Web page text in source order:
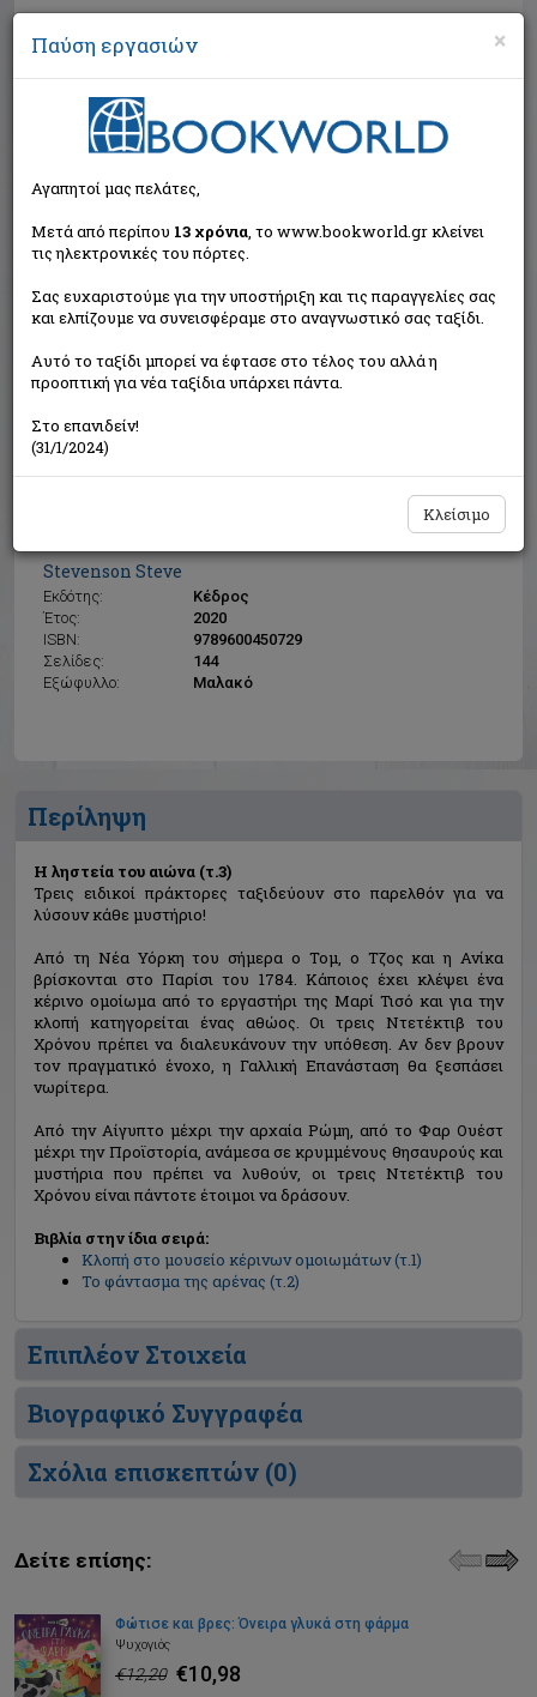
Αναζήτηση
Stevenson Steve
Εκδότης:
Κέδρος
Έτος:
2020
ISBN:
9789600450729
Σελίδες:
144
Εξώφυλλο:
Μαλακό
Η τιμή μας:
Δεν υπάρχει δυνατότητα παραγγελίας
Περίληψη
Η ληστεία του αιώνα (τ.3)
Τρεις ειδικοί πράκτορες ταξιδεύουν στο παρελθόν για να
λύσουν κάθε μυστήριο!
Από τη Νέα Υόρκη του σήμερα ο Τομ, ο Τζος και η Ανίκα
βρίσκονται στο Παρίσι του 1784. Κάποιος έχει κλέψει ένα
κέρινο ομοίωμα από το εργαστήρι της Μαρί Τισό και για την
κλοπή κατηγορείται ένας αθώος. Οι τρεις Ντετέκτιβ του
Χρόνου πρέπει να διαλευκάνουν την υπόθεση. Αν δεν βρουν
τον πραγματικό ένοχο, η Γαλλική Επανάσταση θα ξεσπάσει
νωρίτερα.
Από την Αίγυπτο μέχρι την αρχαία Ρώμη, από το Φαρ Ουέστ
μέχρι την Προϊστορία, ανάμεσα σε κρυμμένους θησαυρούς και
μυστήρια που πρέπει να λυθούν, οι τρεις Ντετέκτιβ του
Χρόνου είναι πάντοτε έτοιμοι να δράσουν.
Βιβλία στην ίδια σειρά:
Κλοπή στο μουσείο κέρινων ομοιωμάτων (τ.1)
Το φάντασμα της αρένας (τ.2)
Επιπλέον Στοιχεία
Βιογραφικό Συγγραφέα
Σχόλια επισκεπτών (0)
Δείτε επίσης:
Φώτισε και βρες: Όνειρα γλυκά στη φάρμα
Ψυχογιός
€12,20 €10,98
×
Παύση εργασιών
Αγαπητοί μας πελάτες,
Μετά από περίπου 13 χρόνια, το www.bookworld.gr κλείνει
τις ηλεκτρονικές του πόρτες.
Σας ευχαριστούμε για την υποστήριξη και τις παραγγελίες σας
και ελπίζουμε να συνεισφέραμε στο αναγνωστικό σας ταξίδι.
Αυτό το ταξίδι μπορεί να έφτασε στο τέλος του αλλά η
προοπτική για νέα ταξίδια υπάρχει πάντα.
Στο επανιδείν!
(31/1/2024)
Κλείσιμο